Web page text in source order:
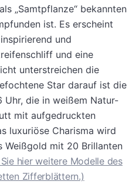
„Samtpflanze“ bekannten
ist. Es erscheint
und
und eine
unterstreichen die
Star darauf ist die
Uhr, die in weißem Natur-
mit aufgedruckten
luxuriöse Charisma wird
Weißgold mit 20 Brillanten
hier weitere Modelle des
Zifferblättern.)